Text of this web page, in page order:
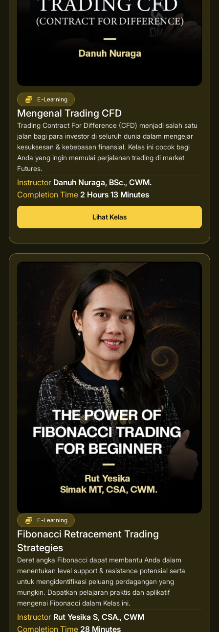
E-Learning
Mengenal Trading CFD
Trading Contract For Difference (CFD) menjadi salah satu
jalan bagi para investor di seluruh dunia dalam mengejar
kesuksesan & kebebasan finansial. Kelas ini cocok bagi
Anda yang ingin memulai perjalanan trading di market
Futures.
Instructor Danuh Nuraga, BSc., CWM.
Completion Time 2 Hours 13 Minutes
Lihat Kelas
E-Learning
Fibonacci Retracement Trading
Strategies
Deret angka Fibonacci dapat membantu Anda dalam
menentukan level support & resistance potensial serta
untuk mengidentifikasi peluang perdagangan yang
mungkin. Dapatkan pelajaran praktis dan aplikatif
mengenai Fibonacci dalam Kelas ini.
Instructor Rut Yesika S, CSA., CWM
Completion Time 28 Minutes